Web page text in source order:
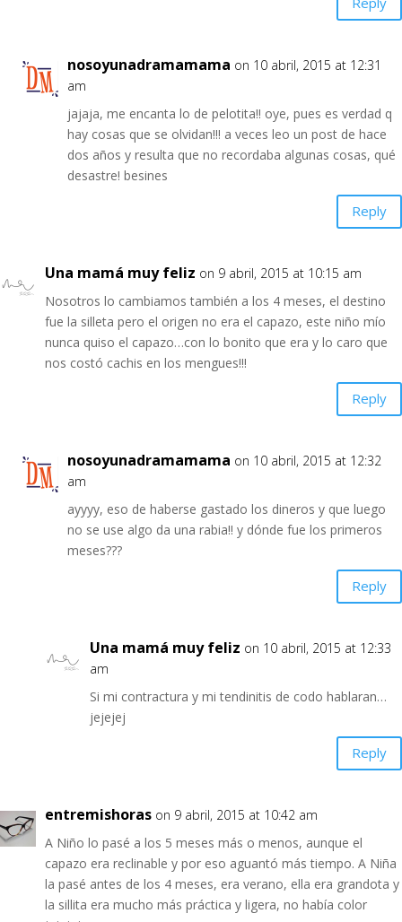
nosoyunadramamama on 10 abril, 2015 at 12:31
am
jajaja, me encanta lo de pelotita!! oye, pues es verdad q
hay cosas que se olvidan!!! a veces leo un post de hace
dos años y resulta que no recordaba algunas cosas, qué
desastre! besines
Reply
Una mamá muy feliz on 9 abril, 2015 at 10:15 am
Nosotros lo cambiamos también a los 4 meses, el destino
fue la silleta pero el origen no era el capazo, este niño mío
nunca quiso el capazo…con lo bonito que era y lo caro que
nos costó cachis en los mengues!!!
Reply
nosoyunadramamama on 10 abril, 2015 at 12:32
am
ayyyy, eso de haberse gastado los dineros y que luego
no se use algo da una rabia!! y dónde fue los primeros
meses???
Reply
Una mamá muy feliz on 10 abril, 2015 at 12:33
am
Si mi contractura y mi tendinitis de codo hablaran…
jejejej
Reply
entremishoras on 9 abril, 2015 at 10:42 am
A Niño lo pasé a los 5 meses más o menos, aunque el
capazo era reclinable y por eso aguantó más tiempo. A Niña
la pasé antes de los 4 meses, era verano, ella era grandota y
la sillita era mucho más práctica y ligera, no había color